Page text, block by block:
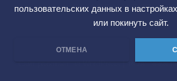
пользовательских данных в
или покинуть сайт.
ОТМЕНА
СМИ ЭЛ № ФС 77 —
Тема: